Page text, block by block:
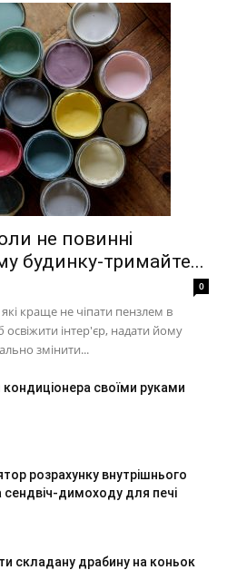
не повинні
будинку-тримайте...
0
краще не чіпати пензлем в
інтер'єр, надати йому
змінити...
своїми руками
розрахунку внутрішнього
сендвіч-димоходу для печі
складану драбину на коньок